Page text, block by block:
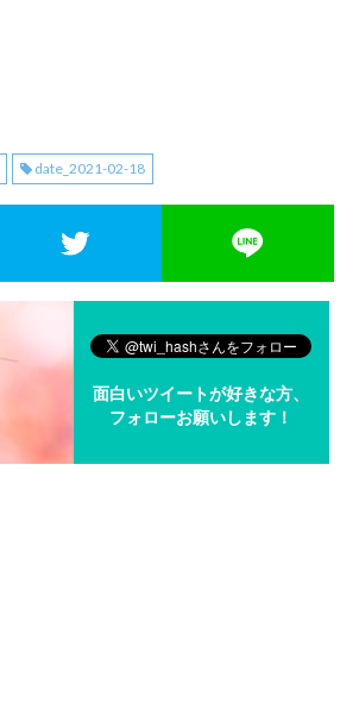
date_2021-02-18
Facebookでシェア Twitterでシェア
面白いツイートが好きな方、
フォローお願いします！